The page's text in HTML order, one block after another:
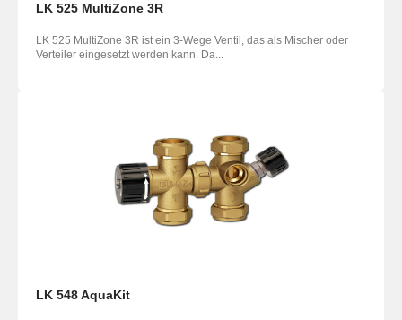
LK 525 MultiZone 3R
LK 525 MultiZone 3R ist ein 3-Wege Ventil, das als Mischer oder
Verteiler eingesetzt werden kann. Da...
LK 548 AquaKit